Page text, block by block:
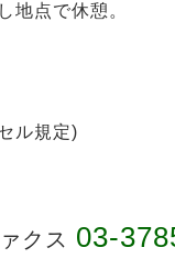
地点で休憩。
ル規定)
クス 03-